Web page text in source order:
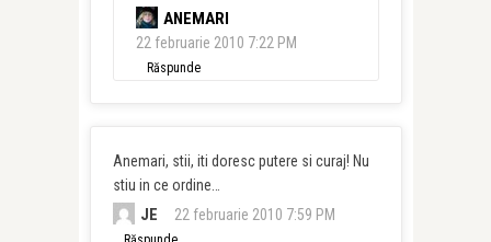
ANEMARI
22 februarie 2010 7:22 PM
Răspunde
Anemari, stii, iti doresc putere si curaj! Nu
stiu in ce ordine…
JE 22 februarie 2010 7:59 PM